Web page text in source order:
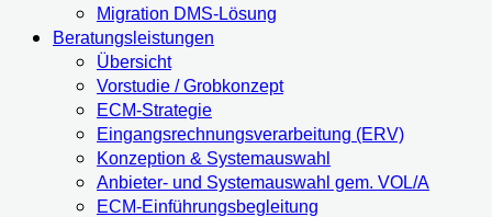
Migration DMS-Lösung
Beratungsleistungen
Übersicht
Vorstudie / Grobkonzept
ECM-Strategie
Eingangsrechnungsverarbeitung (ERV)
Konzeption & Systemauswahl
Anbieter- und Systemauswahl gem. VOL/A
ECM-Einführungsbegleitung